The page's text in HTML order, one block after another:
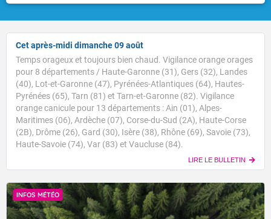
Cet après-midi dimanche 09 août
Temps orageux et toujours bien chaud. Vigilance orange orages
pour 8 départements / Haute-Garonne (31), Gers (32), Landes
(40), Lot-et-Garonne (47), Pyrénées-Atlantiques (64), Hautes-
Pyrénées (65), Tarn (81) et Tarn-et-Garonne (82). Vigilance
orange canicule pour 13 départements : Ain (01), Alpes-
Maritimes (06), Ardèche (07), Corse-du-Sud (2A), Haute-Corse
(2B), Drôme (26), Gard (30), Isère (38), Rhône (69), Savoie (73),
Haute-Savoie (74), Var (83) et Vaucluse (84).
LIRE LE BULLETIN
INFOS MÉTÉO